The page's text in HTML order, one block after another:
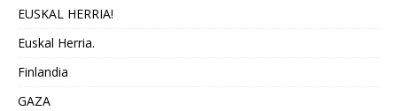
EUSKAL HERRIA!
Euskal Herria.
Finlandia
GAZA